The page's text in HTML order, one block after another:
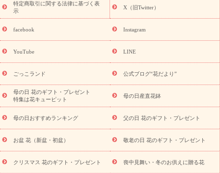
ペーン
「きょう誕生日なんです」キャンペーン
探す
誕生日フラワーギフト 誕生日フラワーギフト特集
誕生
日フラワーギフト商品一覧
ユリ トルコキキョウ
誕生花(トルコキキョウ)
9月の誕生花(リンドウ)
誕生日セット
ギフト
「きょう誕生日なんです」キャンペーン
用途から探す お祝いの花特集 当日配達特急便
お祝い商品
一覧
お祝い 新築・引っ越し祝い
結婚記念日
結婚祝い 出産祝い 退院祝い・快気祝い
還暦
祝い・長寿祝い
プチギフト ペットのお祝いフラワー
元・暑中見舞い
敬老の日
お供え
お供え・お悔やみ商品一覧 お供え・お悔やみの花
十九日法要以降に贈る花
通夜・葬儀に贈る花
お供え お花とセッ
お盆（新盆・初盆）
お祝い返し お見舞い
お取り
プリザーブドフラワー
スタイルから探す
アレンジメント
特定商取引に関する法律に基づく表
示
X（旧Twitter）
facebook Instagram
YouTube LINE
ごっこランド 公式ブログ“花だより”
母の日 花のギフト・プレゼント
特集は花キューピット
母の日産直花鉢
母の日おすすめランキング 父の日 花のギフト・プレゼント
お盆 花（新盆・初盆） 敬老の日 花のギフト・プレゼント
クリスマス 花のギフト・プレゼント 喪中見舞い・冬のお供えに贈る花